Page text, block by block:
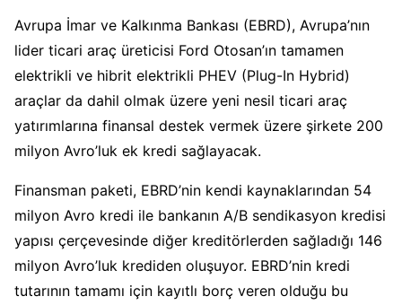
Avrupa İmar ve Kalkınma Bankası (EBRD), Avrupa’nın
lider ticari araç üreticisi Ford Otosan’ın tamamen
elektrikli ve hibrit elektrikli PHEV (Plug-In Hybrid)
araçlar da dahil olmak üzere yeni nesil ticari araç
yatırımlarına finansal destek vermek üzere şirkete 200
milyon Avro’luk ek kredi sağlayacak.
Finansman paketi, EBRD’nin kendi kaynaklarından 54
milyon Avro kredi ile bankanın A/B sendikasyon kredisi
yapısı çerçevesinde diğer kreditörlerden sağladığı 146
milyon Avro’luk krediden oluşuyor. EBRD’nin kredi
tutarının tamamı için kayıtlı borç veren olduğu bu